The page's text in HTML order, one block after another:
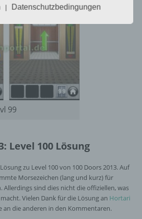
99
Level 100 Lösung
zu Level 100 von 100 Doors 2013. Auf
Morsezeichen (lang und kurz) für
Allerdings sind dies nicht die offiziellen, was
Vielen Dank für die Lösung an Hortari
an die anderen in den Kommentaren.
ist eine natürliche oder juristische
Einrichtung oder andere
personenbezogene Daten
werden, unabhängig davon, ob
die im Rahmen eines
Untersuchungsauftrags nach
oder dem Recht der
natürliche oder juristische
Einrichtung oder andere
der betroffenen Person, dem
| Datenschutzbedingungen